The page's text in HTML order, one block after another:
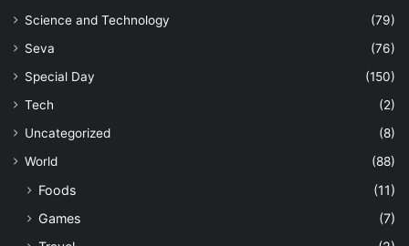
Science and Technology
(79)
Seva
(76)
Special Day
(150)
Tech
(2)
Uncategorized
(8)
World
(88)
Foods
(11)
Games
(7)